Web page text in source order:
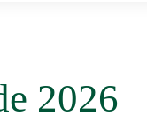
2026